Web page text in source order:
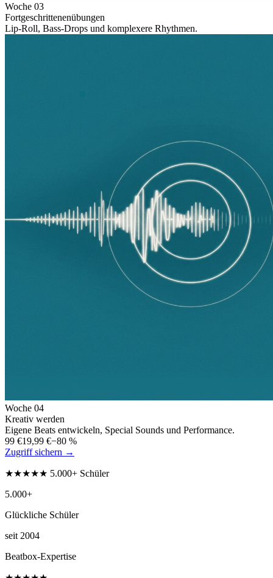
Woche 03
Fortgeschrittenenübungen
Lip-Roll, Bass-Drops und komplexere Rhythmen.
Woche 04
Kreativ werden
Eigene Beats entwickeln, Special Sounds und Performance.
99 €19,99 €−80 %
Zugriff sichern →
★★★★★ 5.000+ Schüler
5.000+
Glückliche Schüler
seit 2004
Beatbox-Expertise